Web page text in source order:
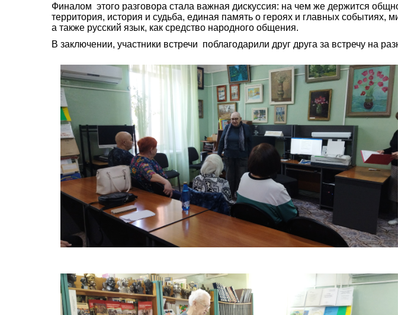
Финалом этого разговора стала важная дискуссия: на чем же держится
территория, история и судьба, единая память о героях и главных событиях,
а также русский язык, как средство народного общения.
В заключении, участники встречи поблагодарили друг друга за встречу